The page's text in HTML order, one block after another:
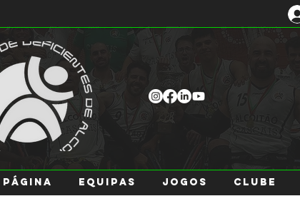
página EQUIPAS JOGOS CLUBE